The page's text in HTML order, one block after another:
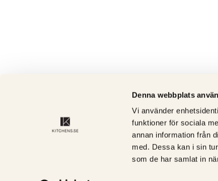
Denna webbplats
Vi använder
funktioner för sociala
annan information från
med. Dessa kan i sin
som de har samlat in